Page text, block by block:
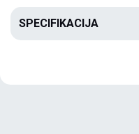
SPECIFIKACIJA